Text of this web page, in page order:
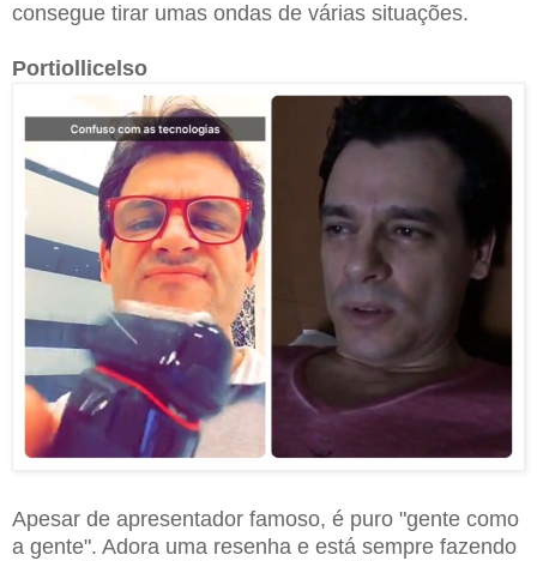
consegue tirar umas ondas de várias situações.
Portiollicelso
Apesar de apresentador famoso, é puro "gente como
a gente". Adora uma resenha e está sempre fazendo